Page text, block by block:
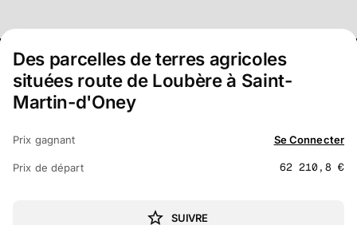
Des parcelles de terres agricoles
situées route de Loubère à Saint-
Martin-d'Oney
Prix gagnant Se Connecter
Prix de départ 62 210,8 €
SUIVRE